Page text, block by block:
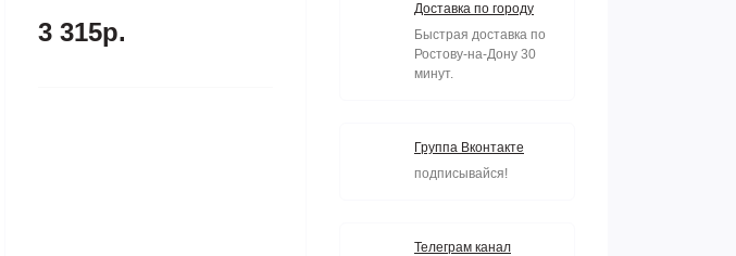
3 315р.
Доставка по городу
Быстрая доставка по
Ростову-на-Дону 30
минут.
Группа Вконтакте
подписывайся!
Телеграм канал